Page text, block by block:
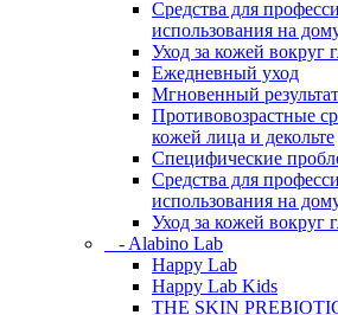
Средства для
использования на
Уход за кожей вокруг
Ежедневный уход
Мгновенный результат
Противовозрастные
кожей лица и декольте
Специфические
Средства для
использования на
Уход за кожей вокруг
- Alabino Lab
Happy Lab
Happy Lab Kids
THE SKIN